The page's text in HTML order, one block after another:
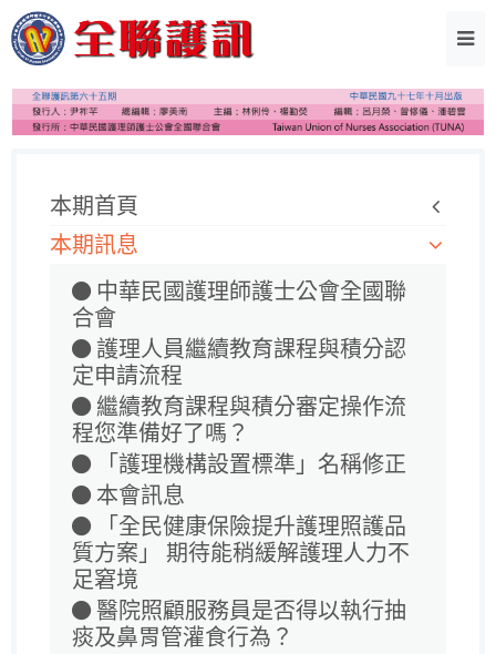
本期首頁
本期訊息
中華民國護理師護士公會全國聯
合會
護理人員繼續教育課程與積分認
定申請流程
繼續教育課程與積分審定操作流
程您準備好了嗎？
「護理機構設置標準」名稱修正
本會訊息
「全民健康保險提升護理照護品
質方案」 期待能稍緩解護理人力不
足窘境
醫院照顧服務員是否得以執行抽
痰及鼻胃管灌食行為？